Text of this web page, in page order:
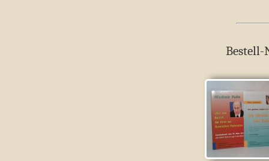
Bestell-